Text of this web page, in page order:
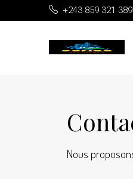
+243 859 321 389
Nous